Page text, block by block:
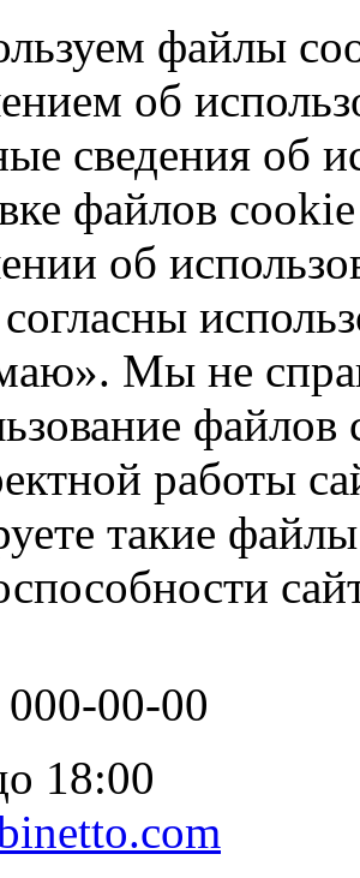
файлы
об
сведения об
файлов
об
Мы не
работы
такие
00-00
18:00